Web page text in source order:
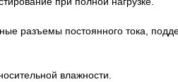
разъемы постоянного тока,
влажности.